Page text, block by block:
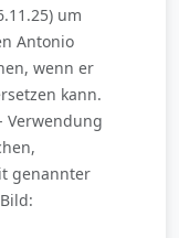
um
Antonio
wenn er
kann.
Verwendung
genannter